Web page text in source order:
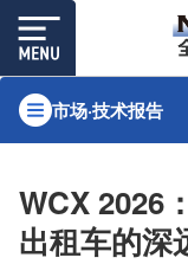
市场·技术报告
WCX 2026
出租车的深